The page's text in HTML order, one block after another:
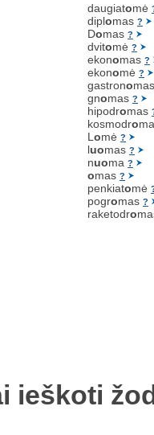
daugiatomė
diplomas ?
Domas ?
dvitomė ?
ekonomas ?
ekonomė ?
gastrono
gnomas ?
hipodromas
kosmodro
L omė ?
luomas ?
nuoma ?
omas ?
penkiatomė
pogromas ?
raketodro
ieškoti